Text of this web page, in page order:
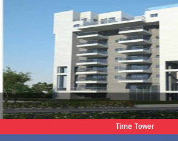
Time Tower